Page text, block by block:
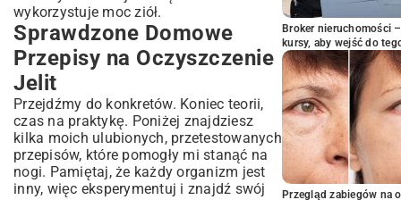
wykorzystuje moc ziół.
Sprawdzone Domowe
Przepisy na Oczyszczenie
Jelit
Przejdźmy do konkretów. Koniec teorii,
czas na praktykę. Poniżej znajdziesz
kilka moich ulubionych, przetestowanych
przepisów, które pomogły mi stanąć na
nogi. Pamiętaj, że każdy organizm jest
inny, więc eksperymentuj i znajdź swój
Broker nieruchomości
kursy, aby wejść do
Przegląd zabiegów na